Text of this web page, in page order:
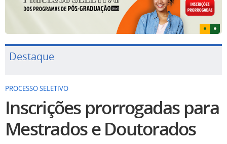
Destaque
PROCESSO SELETIVO
Inscrições prorrogadas para
Mestrados e Doutorados